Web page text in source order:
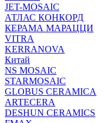
JET-MOSAIC
АТЛАС КОНКОРД
КЕРАМА МАРАЦЦИ
VITRA
KERRANOVA
Китай
NS MOSAIC
STARMOSAIC
GLOBUS CERAMICA
ARTECERA
DESHUN CERAMICS